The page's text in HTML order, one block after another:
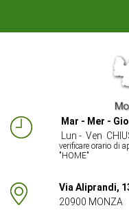
Mar - Mer - Gio
Lun - Ven
verificare orario di
"HOME"
Via Aliprandi,
20900 MONZA